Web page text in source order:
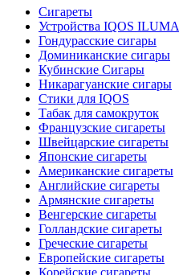
Сигареты
Устройства IQOS ILUMA
Гондурасские сигары
Доминиканские сигары
Кубинские Сигары
Никарагуанские сигары
Стики для IQOS
Табак для самокруток
Французские сигареты
Швейцарские сигареты
Японские сигареты
Американские сигареты
Английские сигареты
Армянские сигареты
Венгерские сигареты
Голландские сигареты
Греческие сигареты
Европейские сигареты